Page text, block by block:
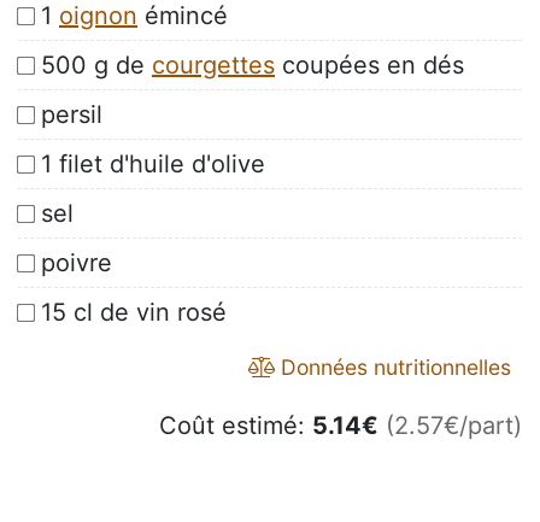
1 oignon émincé
500 g de courgettes coupées en dés
persil
1 filet d'huile d'olive
sel
poivre
15 cl de vin rosé
Données nutritionnelles
Coût estimé: 5.14€ (2.57€/part)